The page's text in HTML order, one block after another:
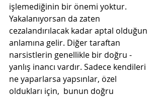
işlemediğinin bir önemi yoktur.
Yakalanıyorsan da zaten
cezalandırılacak kadar aptal olduğun
anlamına gelir. Diğer taraftan
narsistlerin genellikle bir doğru -
yanlış inancı vardır. Sadece kendileri
ne yaparlarsa yapsınlar, özel
oldukları için,  bunun doğru